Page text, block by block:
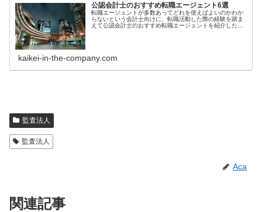
公認会計士のおすすめ転職エージェント6選
転職エージェントが多数あってどれを使えばよいのかわか
らないという会計士向けに、転職活動した際の経験を踏ま
えて公認会計士のおすすめ転職エージェントを紹介したい
kaikei-in-the-company.com
監査法人
監査法人
Aca
関連記事